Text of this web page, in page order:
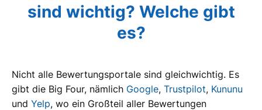
sind wichtig? Welche gibt
es?
Nicht alle Bewertungsportale sind gleichwichtig. Es
gibt die Big Four, nämlich Google, Trustpilot, Kununu
und Yelp, wo ein Großteil aller Bewertungen